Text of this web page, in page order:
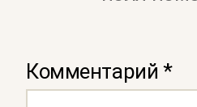
Комментарий *